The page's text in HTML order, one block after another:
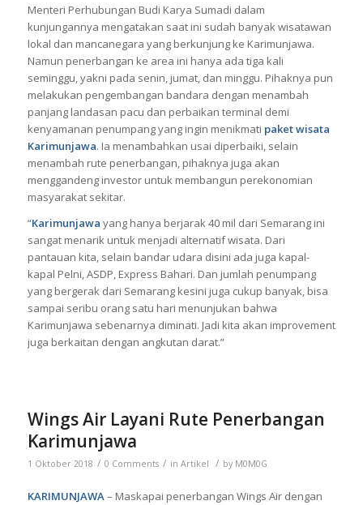
Menteri Perhubungan Budi Karya Sumadi dalam
kunjungannya mengatakan saat ini sudah banyak wisatawan
lokal dan mancanegara yang berkunjung ke Karimunjawa.
Namun penerbangan ke area ini hanya ada tiga kali
seminggu, yakni pada senin, jumat, dan minggu. Pihaknya pun
melakukan pengembangan bandara dengan menambah
panjang landasan pacu dan perbaikan terminal demi
kenyamanan penumpang yang ingin menikmati paket wisata
Karimunjawa. Ia menambahkan usai diperbaiki, selain
menambah rute penerbangan, pihaknya juga akan
menggandeng investor untuk membangun perekonomian
masyarakat sekitar.
“Karimunjawa yang hanya berjarak 40 mil dari Semarang ini
sangat menarik untuk menjadi alternatif wisata. Dari
pantauan kita, selain bandar udara disini ada juga kapal-
kapal Pelni, ASDP, Express Bahari. Dan jumlah penumpang
yang bergerak dari Semarang kesini juga cukup banyak, bisa
sampai seribu orang satu hari menunjukan bahwa
Karimunjawa sebenarnya diminati. Jadi kita akan improvement
juga berkaitan dengan angkutan darat.”
Wings Air Layani Rute Penerbangan
Karimunjawa
1 Oktober 2018 / 0 Comments / in Artikel / by M0M0G
KARIMUNJAWA– Maskapai penerbangan Wings Air dengan